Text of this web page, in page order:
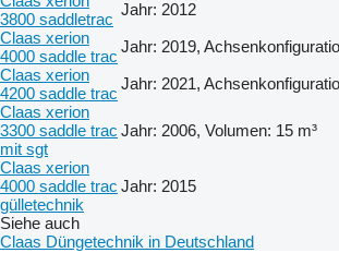
3800 saddletrac
Jahr: 2012
Claas xerion
4000 saddle trac
Jahr: 2019,
Claas xerion
4200 saddle trac
Jahr: 2021,
Claas xerion
3300 saddle trac
mit sgt
Jahr: 2006, Volumen: 15 m³
Claas xerion
4000 saddle trac
gülletechnik
Jahr: 2015
Siehe auch
Claas Düngetechnik in Deutschland